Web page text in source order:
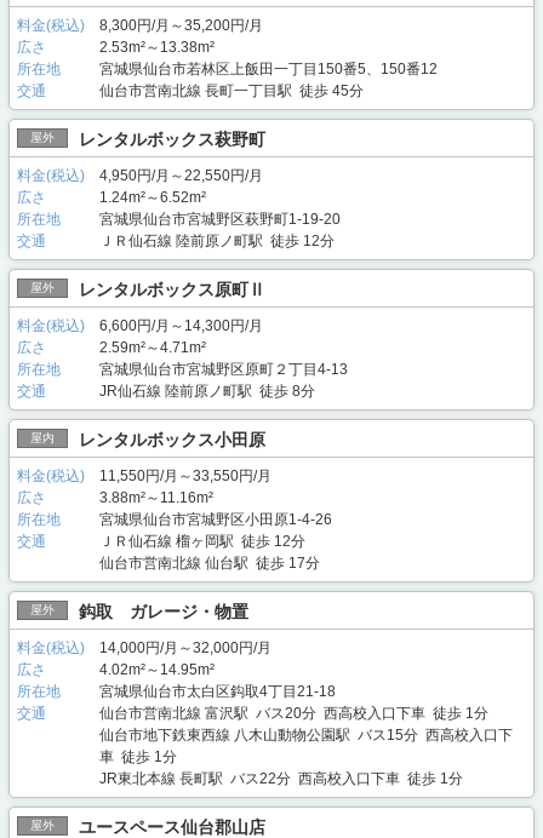
料金(税込)
8,300円/月～35,200円/月
広さ
2.53m²～13.38m²
所在地
宮城県仙台市若林区上飯田一丁目150番5、150番12
交通
仙台市営南北線 長町一丁目駅 徒歩 45分
屋外 レンタルボックス萩野町
料金(税込)
4,950円/月～22,550円/月
広さ
1.24m²～6.52m²
所在地
宮城県仙台市宮城野区萩野町1-19-20
交通
ＪＲ仙石線 陸前原ノ町駅 徒歩 12分
屋外 レンタルボックス原町Ⅱ
料金(税込)
6,600円/月～14,300円/月
広さ
2.59m²～4.71m²
所在地
宮城県仙台市宮城野区原町２丁目4-13
交通
JR仙石線 陸前原ノ町駅 徒歩 8分
屋内 レンタルボックス小田原
料金(税込)
11,550円/月～33,550円/月
広さ
3.88m²～11.16m²
所在地
宮城県仙台市宮城野区小田原1-4-26
交通
ＪＲ仙石線 榴ヶ岡駅 徒歩 12分
仙台市営南北線 仙台駅 徒歩 17分
屋外 鈎取 ガレージ・物置
料金(税込)
14,000円/月～32,000円/月
広さ
4.02m²～14.95m²
所在地
宮城県仙台市太白区鈎取4丁目21-18
交通
仙台市営南北線 富沢駅 バス20分 西高校入口下車 徒歩 1分
仙台市地下鉄東西線 八木山動物公園駅 バス15分 西高校入口下
車 徒歩 1分
JR東北本線 長町駅 バス22分 西高校入口下車 徒歩 1分
屋外 ユースペース仙台郡山店